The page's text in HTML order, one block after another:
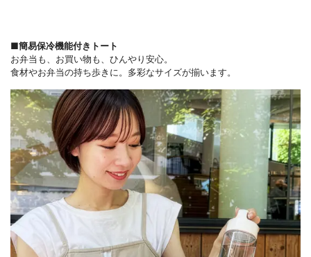
■簡易保冷機能付きトート
お弁当も、お買い物も、ひんやり安心。
食材やお弁当の持ち歩きに。多彩なサイズが揃います。